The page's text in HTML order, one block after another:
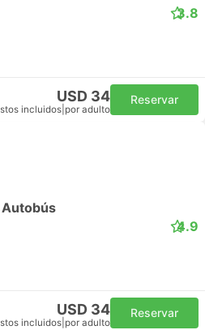
3.8
USD 34
incluidos por adulto
Reservar
4.9
USD 34
incluidos por adulto
Reservar